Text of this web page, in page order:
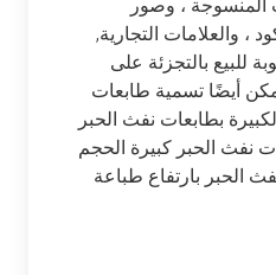
المنسوجة ، وصور
، والعلامات التجارية,
للبيع بالتجزئة على
أيضًا تسمية طابعات
بطابعات نفث الحبر
نفث الحبر كبيرة الحجم
الحبر بارتفاع طباعة